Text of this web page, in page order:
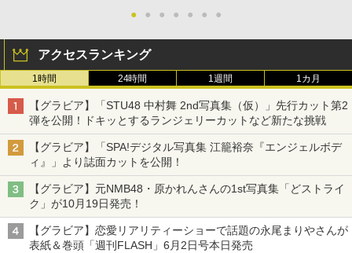
● ● ● ● ● ● ●
アクセスランキング
1時間 24時間 1週間 1カ月
【グラビア】「STU48 中村舞 2nd写真集（仮）」先行カット第2
弾を公開！ドキッとするランジェリーカットなど新たな挑戦
【グラビア】「SPA!デジタル写真集 江籠裕奈『エンジェルボデ
ィ』」より誌面カットを公開！
【グラビア】元NMB48・原かれんさんの1st写真集「どストライ
ク」が10月19日発売！
【グラビア】恋愛リアリティーショーで話題の永尾まりやさんが
表紙＆巻頭「週刊FLASH」6月2日号本日発売